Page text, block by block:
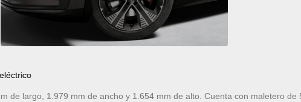
de largo, 1.979 mm de ancho y 1.654 mm de alto. Cuenta con maletero